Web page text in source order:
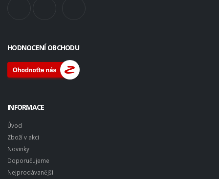
HODNOCENÍ OBCHODU
INFORMACE
Úvod
Zboží v akci
Novinky
Doporučujeme
Nejprodávanější